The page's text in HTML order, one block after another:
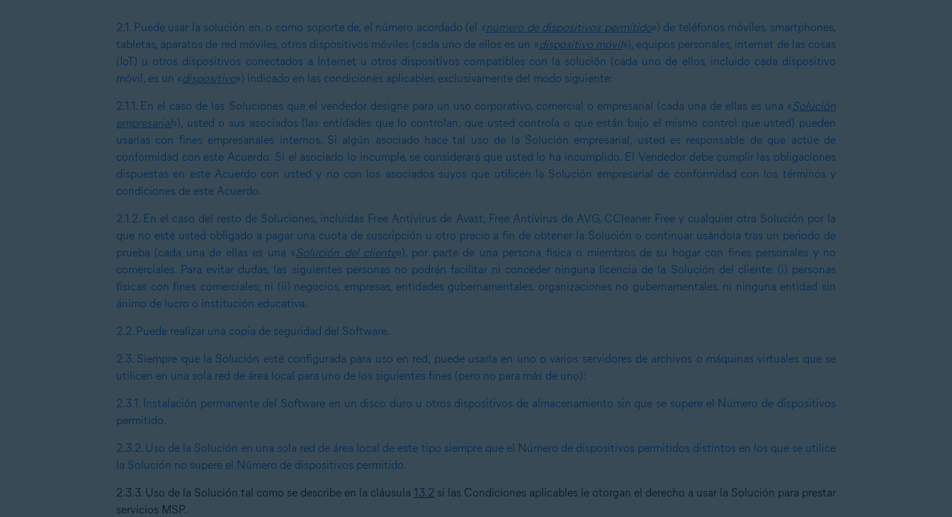
2.1. Puede usar la solución en, o como soporte de, el número acordado (el «número de dispositivos permitido») de teléfonos móviles, smartphones,
tabletas, aparatos de red móviles, otros dispositivos móviles (cada uno de ellos es un «dispositivo móvil»), equipos personales, internet de las cosas
(IoT) u otros dispositivos conectados a Internet u otros dispositivos compatibles con la solución (cada uno de ellos, incluido cada dispositivo
móvil, es un «dispositivo») indicado en las condiciones aplicables exclusivamente del modo siguiente:
2.1.1. En el caso de las Soluciones que el vendedor designe para un uso corporativo, comercial o empresarial (cada una de ellas es una «Solución
empresarial»), usted o sus asociados (las entidades que lo controlan, que usted controla o que están bajo el mismo control que usted) pueden
usarlas con fines empresariales internos. Si algún asociado hace tal uso de la Solución empresarial, usted es responsable de que actúe de
conformidad con este Acuerdo. Si el asociado lo incumple, se considerará que usted lo ha incumplido. El Vendedor debe cumplir las obligaciones
dispuestas en este Acuerdo con usted y no con los asociados suyos que utilicen la Solución empresarial de conformidad con los términos y
condiciones de este Acuerdo.
2.1.2. En el caso del resto de Soluciones, incluidas Free Antivirus de Avast, Free Antivirus de AVG, CCleaner Free y cualquier otra Solución por la
que no esté usted obligado a pagar una cuota de suscripción u otro precio a fin de obtener la Solución o continuar usándola tras un periodo de
prueba (cada una de ellas es una «Solución del cliente»), por parte de una persona física o miembros de su hogar con fines personales y no
comerciales. Para evitar dudas, las siguientes personas no podrán facilitar ni conceder ninguna licencia de la Solución del cliente: (i) personas
físicas con fines comerciales; ni (ii) negocios, empresas, entidades gubernamentales, organizaciones no gubernamentales, ni ninguna entidad sin
ánimo de lucro o institución educativa.
2.2. Puede realizar una copia de seguridad del Software.
2.3. Siempre que la Solución esté configurada para uso en red, puede usarla en uno o varios servidores de archivos o máquinas virtuales que se
utilicen en una sola red de área local para uno de los siguientes fines (pero no para más de uno):
2.3.1. Instalación permanente del Software en un disco duro u otros dispositivos de almacenamiento sin que se supere el Número de dispositivos
permitido.
2.3.2. Uso de la Solución en una sola red de área local de este tipo siempre que el Número de dispositivos permitidos distintos en los que se utilice
la Solución no supere el Número de dispositivos permitido.
2.3.3. Uso de la Solución tal como se describe en la cláusula 13.2 si las Condiciones aplicables le otorgan el derecho a usar la Solución para prestar
servicios MSP.